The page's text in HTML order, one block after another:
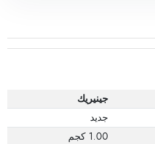
جينيريك
جديد
1.00 كجم